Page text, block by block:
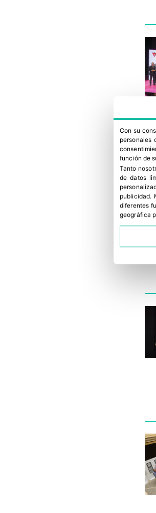
Con su
personales
función de
Tanto
de datos
publicidad.
diferentes
geográfica